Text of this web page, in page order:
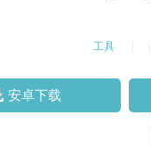
工具
安卓下载